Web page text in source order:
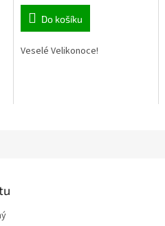
Do košíku
Veselé Velikonoce!